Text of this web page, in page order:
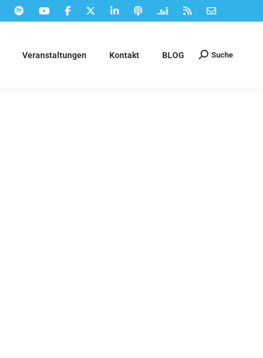
Veranstaltungen Kontakt BLOG Suchen:
Suche